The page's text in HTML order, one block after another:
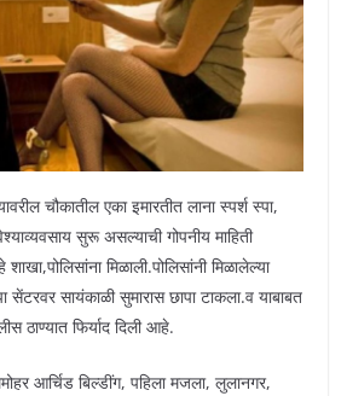
चौकातील एका इमारतीत लाना स्पर्श स्पा,
सुरू असल्याची गोपनीय माहिती
शाखा,पोलिसांना मिळाली.पोलिसांनी मिळालेल्या
सेंटरवर सायंकाळी सुमारास छापा टाकला.व याबाबत
ठाण्यात फिर्याद दिली आहे.
आर्चिड बिल्डींग, पहिला मजला, लुलानगर,